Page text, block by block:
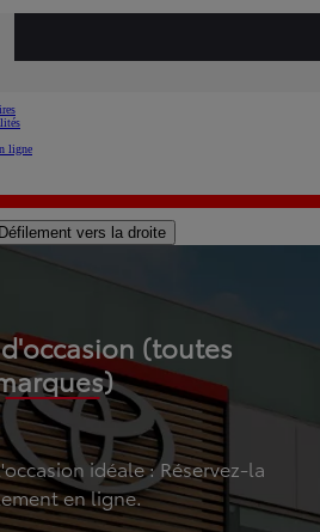
ligne
Défilement vers la droite
(toutes
idéale : Réservez-la
en ligne.